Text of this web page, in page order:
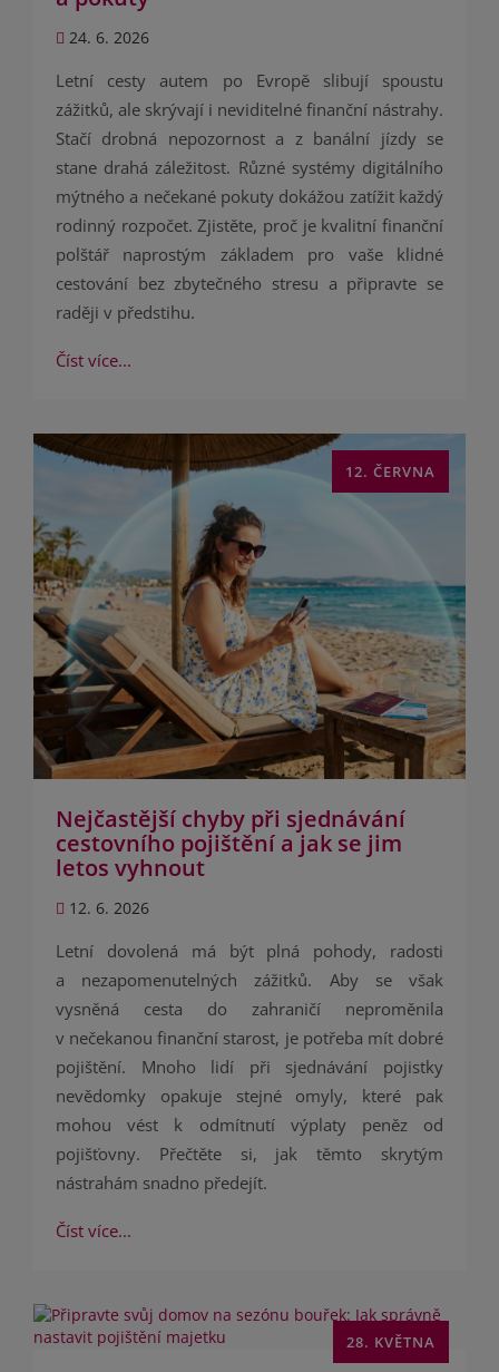
24. 6. 2026
Letní cesty autem po Evropě slibují spoustu
zážitků, ale skrývají i neviditelné finanční nástrahy.
Stačí drobná nepozornost a z banální jízdy se
stane drahá záležitost. Různé systémy digitálního
mýtného a nečekané pokuty dokážou zatížit každý
rodinný rozpočet. Zjistěte, proč je kvalitní finanční
polštář naprostým základem pro vaše klidné
cestování bez zbytečného stresu a připravte se
raději v předstihu.
Číst více...
12. ČERVNA
Nejčastější chyby při sjednávání
cestovního pojištění a jak se jim
letos vyhnout
12. 6. 2026
Letní dovolená má být plná pohody, radosti
a nezapomenutelných zážitků. Aby se však
vysněná cesta do zahraničí neproměnila
v nečekanou finanční starost, je potřeba mít dobré
pojištění. Mnoho lidí při sjednávání pojistky
nevědomky opakuje stejné omyly, které pak
mohou vést k odmítnutí výplaty peněz od
pojišťovny. Přečtěte si, jak těmto skrytým
nástrahám snadno předejít.
Číst více...
28. KVĚTNA